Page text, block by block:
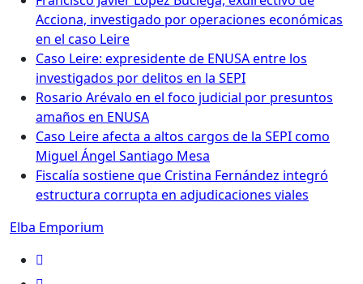
Acciona, investigado por operaciones económicas
en el caso Leire
Caso Leire: expresidente de ENUSA entre los
investigados por delitos en la SEPI
Rosario Arévalo en el foco judicial por presuntos
amaños en ENUSA
Caso Leire afecta a altos cargos de la SEPI como
Miguel Ángel Santiago Mesa
Fiscalía sostiene que Cristina Fernández integró
estructura corrupta en adjudicaciones viales
Elba Emporium